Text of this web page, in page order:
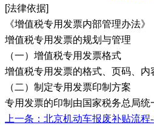
[法律依据]
《增值税专用发票内部管理办法》
增值税专用发票的规划与管理
（一）增值税专用发票格式
增值税专用发票的格式、页码、
（二）制定专用发票印制方案
专用发票的印制由国家税务总局统
上一条 ：北京机动车报废补贴流